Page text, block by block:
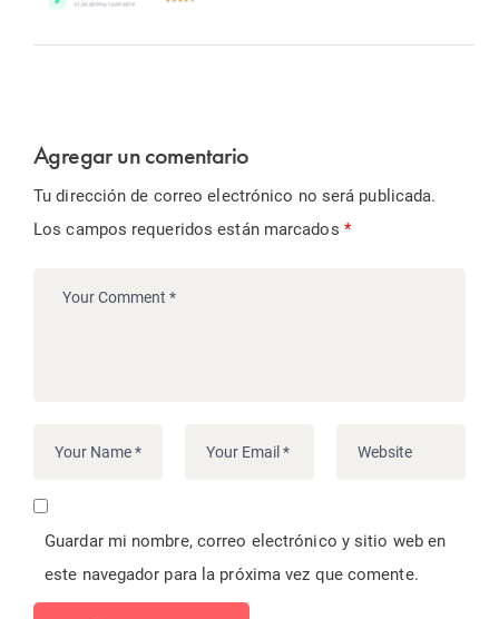
Agregar un comentario
Tu dirección de correo electrónico no será publicada.
Los campos requeridos están marcados *
Guardar mi nombre, correo electrónico y sitio web en
este navegador para la próxima vez que comente.